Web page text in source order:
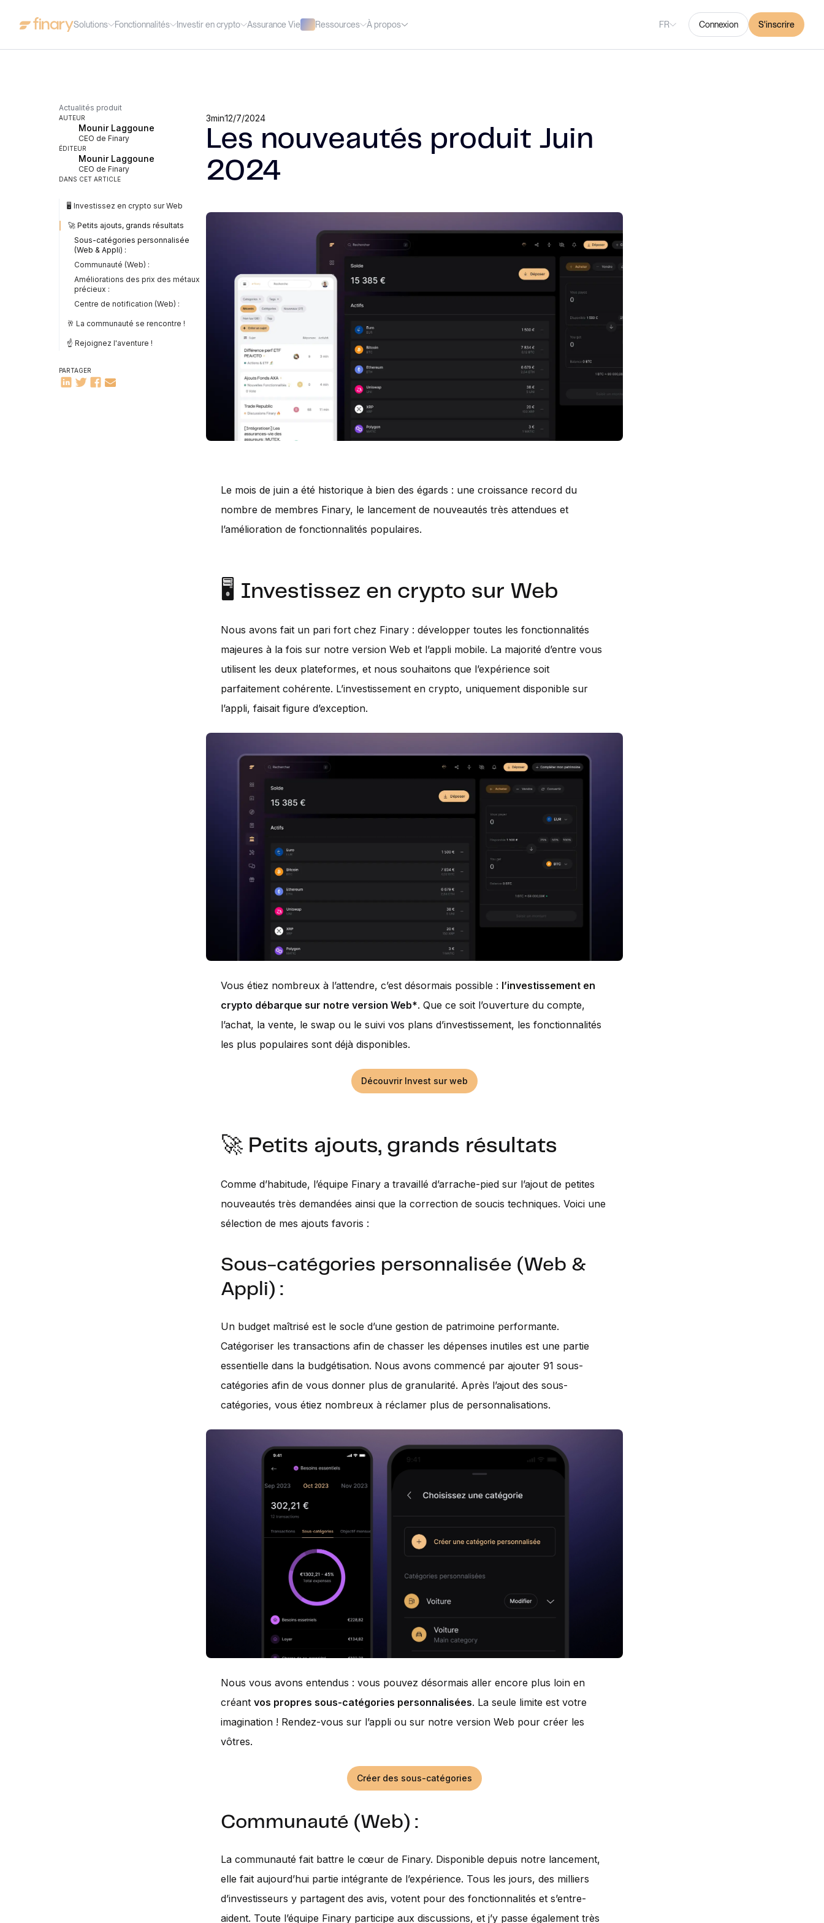
Solutions Fonctionnalités Investir en crypto Assurance Vie Ressources À propos FR Connexion S'inscrire
Actualités produit
AUTEUR
Mounir Laggoune
CEO de Finary
ÉDITEUR
Mounir Laggoune
CEO de Finary
DANS CET ARTICLE
🖥️ Investissez en crypto sur Web
🚀 Petits ajouts, grands résultats
Sous-catégories personnalisée
(Web & Appli) :
Communauté (Web) :
Améliorations des prix des métaux
précieux :
Centre de notification (Web) :
🥂 La communauté se rencontre !
☝️ Rejoignez l'aventure !
PARTAGER
3min12/7/2024
Les nouveautés produit Juin
2024
Le mois de juin a été historique à bien des égards : une croissance record du
nombre de membres Finary, le lancement de nouveautés très attendues et
l’amélioration de fonctionnalités populaires.
🖥️ Investissez en crypto sur Web
Nous avons fait un pari fort chez Finary : développer toutes les fonctionnalités
majeures à la fois sur notre version Web et l’appli mobile. La majorité d’entre vous
utilisent les deux plateformes, et nous souhaitons que l’expérience soit
parfaitement cohérente. L’investissement en crypto, uniquement disponible sur
l’appli, faisait figure d’exception.
Vous étiez nombreux à l’attendre, c’est désormais possible : l’investissement en
crypto débarque sur notre version Web*. Que ce soit l’ouverture du compte,
l’achat, la vente, le swap ou le suivi vos plans d’investissement, les fonctionnalités
les plus populaires sont déjà disponibles.
Découvrir Invest sur web
🚀 Petits ajouts, grands résultats
Comme d’habitude, l’équipe Finary a travaillé d’arrache-pied sur l’ajout de petites
nouveautés très demandées ainsi que la correction de soucis techniques. Voici une
sélection de mes ajouts favoris :
Sous-catégories personnalisée (Web &
Appli) :
Un budget maîtrisé est le socle d’une gestion de patrimoine performante.
Catégoriser les transactions afin de chasser les dépenses inutiles est une partie
essentielle dans la budgétisation. Nous avons commencé par ajouter 91 sous-
catégories afin de vous donner plus de granularité. Après l’ajout des sous-
catégories, vous étiez nombreux à réclamer plus de personnalisations.
Nous vous avons entendus : vous pouvez désormais aller encore plus loin en
créant vos propres sous-catégories personnalisées. La seule limite est votre
imagination ! Rendez-vous sur l’appli ou sur notre version Web pour créer les
vôtres.
Créer des sous-catégories
Communauté (Web) :
La communauté fait battre le cœur de Finary. Disponible depuis notre lancement,
elle fait aujourd’hui partie intégrante de l’expérience. Tous les jours, des milliers
d’investisseurs y partagent des avis, votent pour des fonctionnalités et s’entre-
aident. Toute l’équipe Finary participe aux discussions, et j’y passe également très